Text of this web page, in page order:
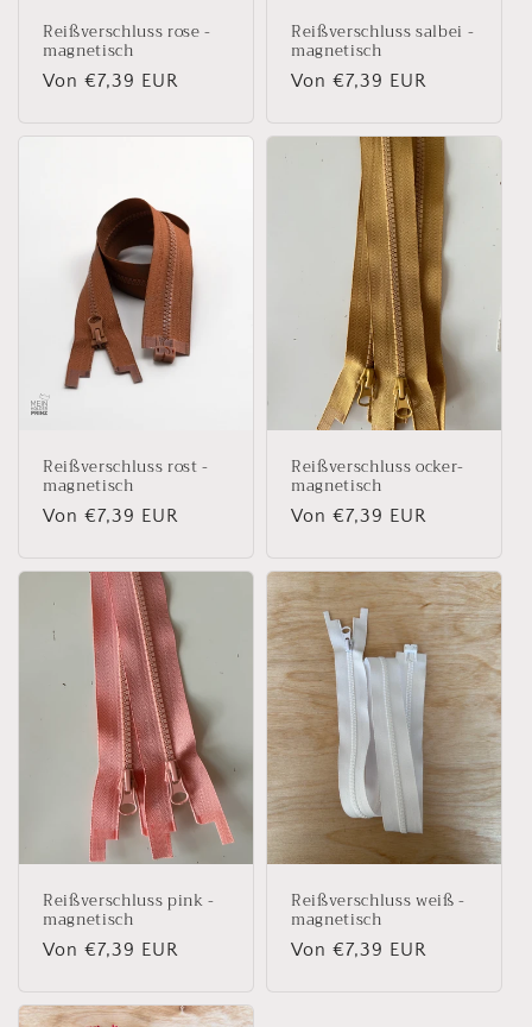
Reißverschluss rose -
magnetisch
Normaler
Von €7,39 EUR
Reißverschluss salbei -
magnetisch
Normaler
Von €7,39 EUR
Reißverschluss rost -
magnetisch
Normaler
Von €7,39 EUR
Reißverschluss ocker-
magnetisch
Normaler
Von €7,39 EUR
Reißverschluss pink -
magnetisch
Normaler
Von €7,39 EUR
Reißverschluss weiß -
magnetisch
Normaler
Von €7,39 EUR